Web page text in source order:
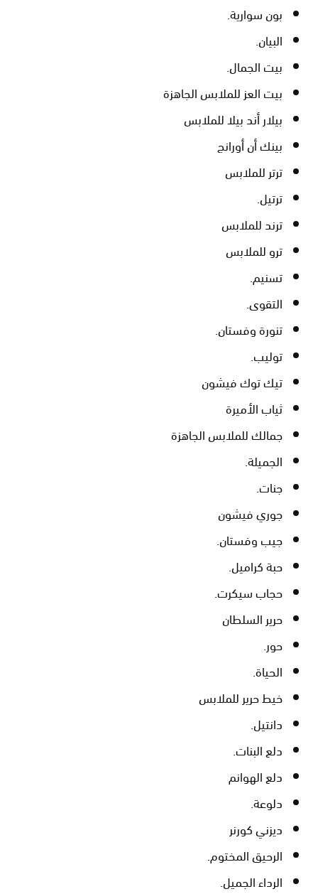
بون سوارية.
البيان.
بيت الجمال.
بيت العز للملابس الجاهزة
بيلار أند بيلا للملابس
بينك أن أورانج
ترتر للملابس
ترتيل.
ترند للملابس
ترو للملابس
تسنيم.
التقوى.
تنورة وفستان.
توليب.
تيك توك فيشون
ثياب الأميرة
جمالك للملابس الجاهزة
الجميلة.
جنات.
جوري فيشون
جيب وفستان.
حبة كراميل.
حجاب سيكرت.
حرير السلطان
حور.
الحياة.
خيط حرير للملابس
دانتيل.
دلع البنات.
دلع الهوانم
دلوعة.
ديزني كورنر
الرحيق المختوم.
الرداء الجميل.